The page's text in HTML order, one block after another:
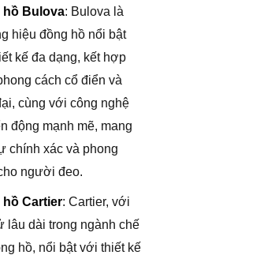
Bulova: Bulova là
hiệu đồng hồ nổi bật
kế đa dạng, kết hợp
cách cổ điển và
cùng với công nghệ
động mạnh mẽ, mang
chính xác và phong
người đeo.
Cartier: Cartier, với
lâu dài trong ngành chế
hồ, nổi bật với thiết kế